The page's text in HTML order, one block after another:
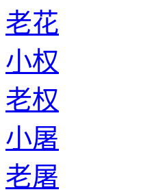
老花
小权
老权
小屠
老屠